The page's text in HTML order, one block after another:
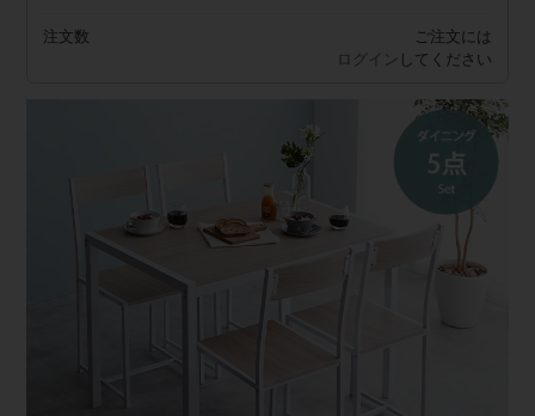
注文数
ご注文には
ログイン してください